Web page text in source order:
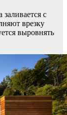
с
врезку
выровнять